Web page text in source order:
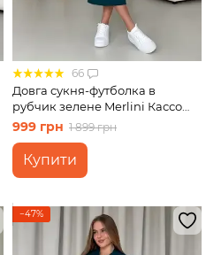
66
Довга сукня-футболка в
рубчик зелене Merlini Кассо
700000132 розмір 42-44 (S-M)
999 грн 1 899 грн
Купити
−47%